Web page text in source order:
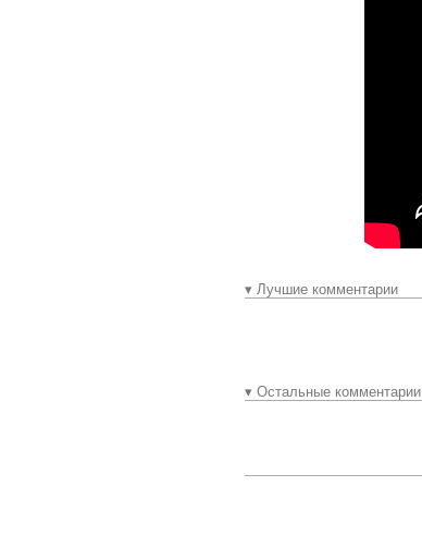
▾ Лучшие комментарии
▾ Остальные комментарии